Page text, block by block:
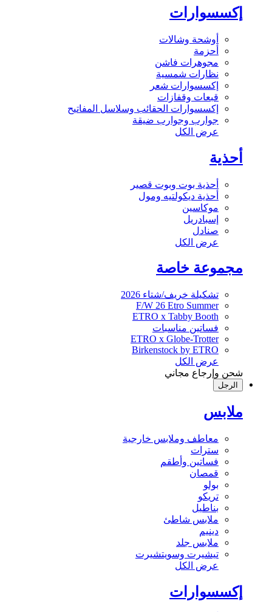
إكسسوارات
أوشحة وشالات
أحزمة
مجوهرات فاشن
نظارات شمسية
إكسسوارات شعر
قبعات وقفازات
إكسسوارات الحقائب وسلاسل المفاتيح
جوارب وجوارب ضيقة
عرض الكل
أحذية
أحذية بوت وبوت قصير
أحذية ديكولتيه ومول
موكاسين
إسبادريل
صنادل
عرض الكل
مجموعة خاصة
تشكيلة خريف/شتاء 2026
F/W 26 Etro Summer
ETRO x Tabby Booth
فساتين مناسبات
ETRO x Globe-Trotter
Birkenstock by ETRO
عرض الكل
شحن وإرجاع مجاني
الرجل
ملابس
معاطف وملابس خارجية
سترات
فساتين وأطقم
قمصان
بولو
تريكو
بناطيل
ملابس شاطئ
دينيم
ملابس جلد
تيشيرت وسويتشيرت
عرض الكل
إكسسوارات